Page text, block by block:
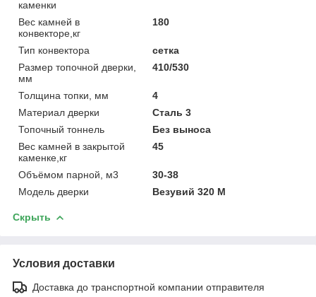
каменки
Вес камней в
конвекторе,кг
180
Тип конвектора
сетка
Размер топочной дверки,
мм
410/530
Толщина топки, мм
4
Материал дверки
Сталь 3
Топочный тоннель
Без выноса
Вес камней в закрытой
каменке,кг
45
Объёмом парной, м3
30-38
Модель дверки
Везувий 320 М
Скрыть
Условия доставки
Доставка до транспортной компании отправителя